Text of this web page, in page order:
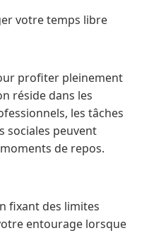
votre temps libre
profiter pleinement
réside dans les
les tâches
sociales peuvent
de repos.
fixant des limites
entourage lorsque